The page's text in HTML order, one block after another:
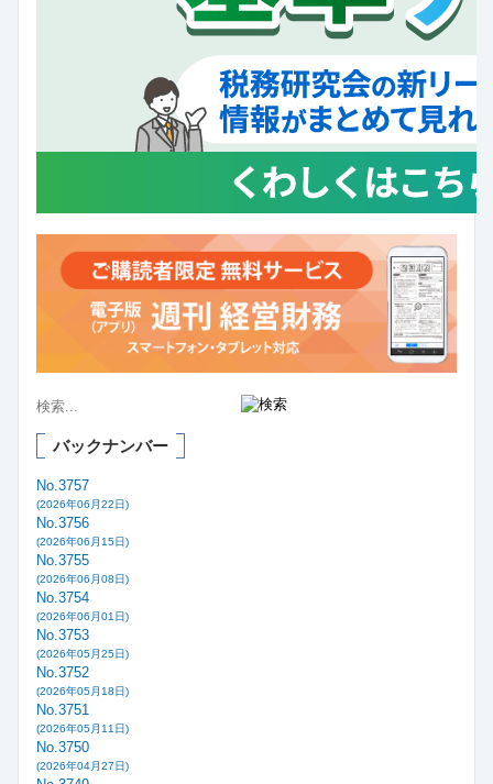
バックナンバー
No.3757
(2026年06月22日)
No.3756
(2026年06月15日)
No.3755
(2026年06月08日)
No.3754
(2026年06月01日)
No.3753
(2026年05月25日)
No.3752
(2026年05月18日)
No.3751
(2026年05月11日)
No.3750
(2026年04月27日)